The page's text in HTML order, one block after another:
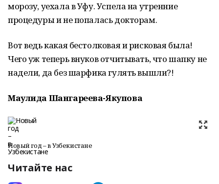
морозу, уехала в Уфу. Успела на утренние
процедуры и не попалась докторам.
Вот ведь какая бестолковая и рисковая была!
Чего уж теперь внуков отчитывать, что шапку не
надели, да без шарфика гулять вышли?!
Маулида Шангареева-Якупова
Новый год – в Узбекистане
Читайте нас